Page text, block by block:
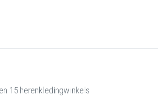
15 herenkledingwinkels